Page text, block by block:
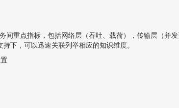
间重点指标，包括网络层（吞吐、载荷），传输层（
下，可以迅速关联列举相应的知识维度。